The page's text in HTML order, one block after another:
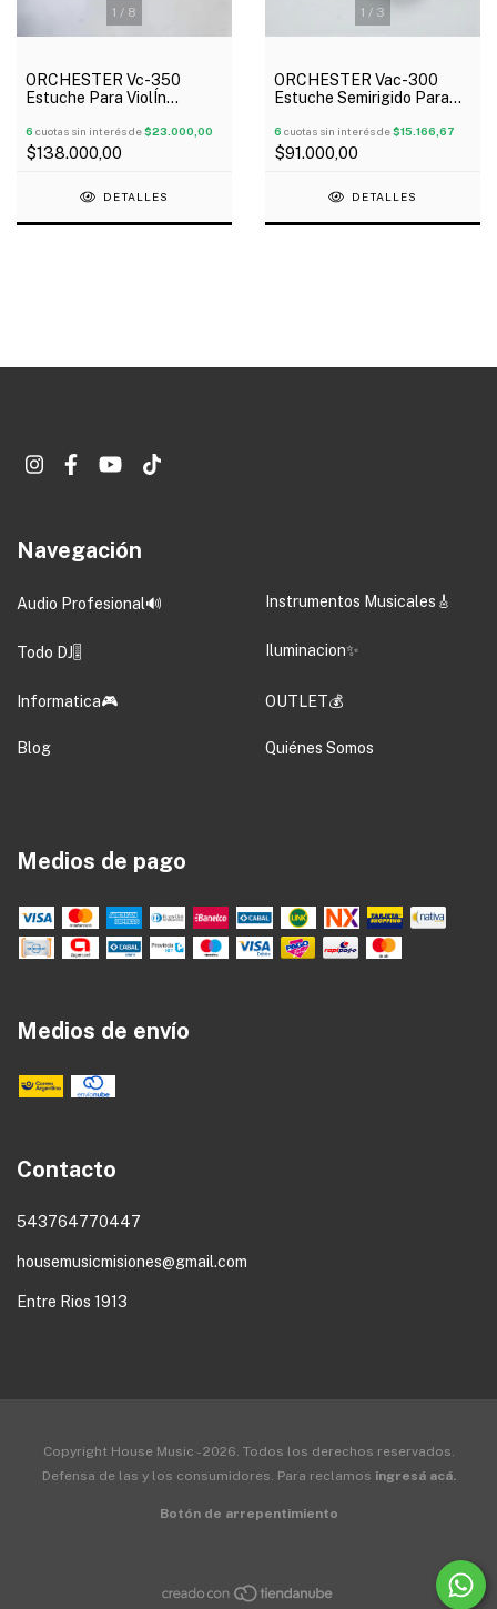
1 / 8
ORCHESTER Vc-350
Estuche Para ViolÍn
Higrometro
6 cuotas sin interés de$23.000,00
$138.000,00
DETALLES
1 / 3
ORCHESTER Vac-300
Estuche Semirigido Para
6 cuotas sin interés de$15.166,67
$91.000,00
DETALLES
Navegación
Audio Profesional🔊 Instrumentos Musicales🎸
Todo DJ🎚️ Iluminacion✨
Informatica🎮 OUTLET💰
Blog Quiénes Somos
Medios de pago
Medios de envío
Contacto
543764770447
housemusicmisiones@gmail.com
Entre Rios 1913
Copyright House Music - 2026. Todos los derechos reservados.
Defensa de las y los consumidores. Para reclamos ingresá acá.
Botón de arrepentimiento